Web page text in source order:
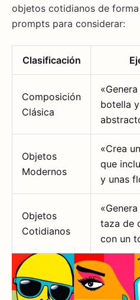
objetos cotidianos de
prompts para considerar:
Clasificación
Composición
Clásica
botella
Objetos
Modernos
«Crea
que
y unas
Objetos
Cotidianos
taza de
con un